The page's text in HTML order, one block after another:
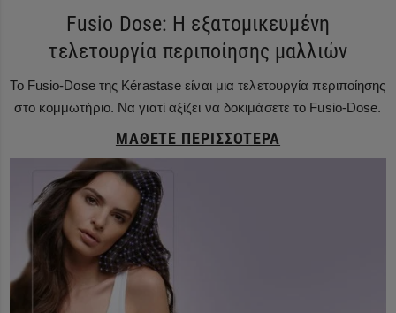
Fusio Dose: Η εξατομικευμένη
τελετουργία περιποίησης μαλλιών
Το Fusio-Dose της Kérastase είναι μια τελετουργία περιποίησης
στο κομμωτήριο. Να γιατί αξίζει να δοκιμάσετε το Fusio-Dose.
ΜΆΘΕΤΕ ΠΕΡΙΣΣΌΤΕΡΑ